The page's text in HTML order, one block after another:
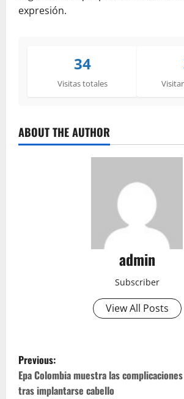
expresión.
34
Visitas totales
ABOUT THE AUTHOR
admin
Subscriber
View All Posts
P
o
Previous:
Epa Colombia muestra las
tras implantarse cabello